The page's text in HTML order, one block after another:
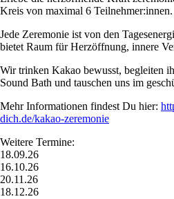
Kreis von maximal 6 Teilnehmer:innen.
Jede Zeremonie ist von den
bietet Raum für Herzöffnung, innere
Wir trinken Kakao bewusst, begleiten
Sound Bath und tauschen uns im
Mehr Informationen findest Du hier:
dich.de/kakao-zeremonie
Weitere Termine:
18.09.26
16.10.26
20.11.26
18.12.26